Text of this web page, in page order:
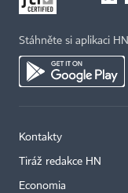
Stáhněte si aplikaci HN
Kontakty
Tiráž redakce HN
Economia